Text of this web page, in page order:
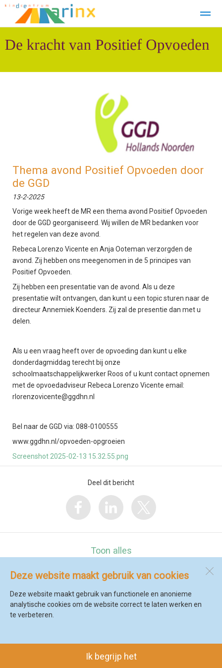
Verlof Aanvragen Contact
Deze website maakt gebruik van cookies
Deze website maakt gebruik van functionele en anonieme
analytische cookies om de website correct te laten werken en
te verbeteren.
Ik begrijp het
Thema avond Positief Opvoeden door
de GGD
13-2-2025
Vorige week heeft de MR een thema avond Positief Opvoeden
door de GGD georganiseerd. Wij willen de MR bedanken voor
het regelen van deze avond.
Rebeca Lorenzo Vicente en Anja Ooteman verzorgden de
avond. Zij hebben ons meegenomen in de 5 principes van
Positief Opvoeden.
Zij hebben een presentatie van de avond. Als u deze
presentatie wilt ontvangen, dan kunt u een topic sturen naar de
directeur Annemiek Koenders. Zij zal de presentie dan met u
delen.
Als u een vraag heeft over de opvoeding dan kunt u elke
donderdagmiddag terecht bij onze
schoolmaatschappelijkwerker Roos of u kunt contact opnemen
met de opvoedadviseur Rebeca Lorenzo Vicente email:
rlorenzovicente@ggdhn.nl
Bel naar de GGD via: 088-0100555
www.ggdhn.nl/opvoeden-opgroeien
Screenshot 2025-02-13 15.32.55.png
Deel dit bericht
Toon alles
Zwarteweg 13 b
1735 GK 't Veld
SdH Vormgeving | Ziber DS4